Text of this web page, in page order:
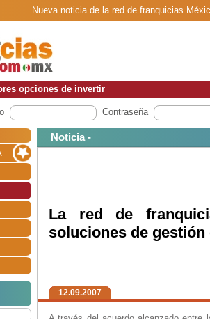
Nueva noticia de la red de franquicias
opciones de invertir
Contraseña
Noticia -
La red de
soluciones de
12.09.2007